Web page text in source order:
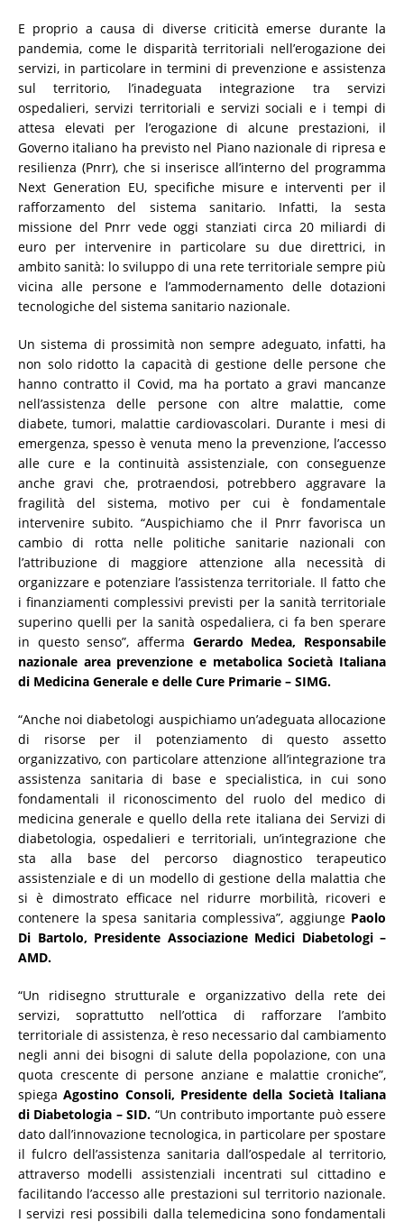
E proprio a causa di diverse criticità emerse durante la
pandemia, come le disparità territoriali nell’erogazione dei
servizi, in particolare in termini di prevenzione e assistenza
sul territorio, l’inadeguata integrazione tra servizi
ospedalieri, servizi territoriali e servizi sociali e i tempi di
attesa elevati per l’erogazione di alcune prestazioni, il
Governo italiano ha previsto nel Piano nazionale di ripresa e
resilienza (Pnrr), che si inserisce all’interno del programma
Next Generation EU, specifiche misure e interventi per il
rafforzamento del sistema sanitario. Infatti, la sesta
missione del Pnrr vede oggi stanziati circa 20 miliardi di
euro per intervenire in particolare su due direttrici, in
ambito sanità: lo sviluppo di una rete territoriale sempre più
vicina alle persone e l’ammodernamento delle dotazioni
tecnologiche del sistema sanitario nazionale.
Un sistema di prossimità non sempre adeguato, infatti, ha
non solo ridotto la capacità di gestione delle persone che
hanno contratto il Covid, ma ha portato a gravi mancanze
nell’assistenza delle persone con altre malattie, come
diabete, tumori, malattie cardiovascolari. Durante i mesi di
emergenza, spesso è venuta meno la prevenzione, l’accesso
alle cure e la continuità assistenziale, con conseguenze
anche gravi che, protraendosi, potrebbero aggravare la
fragilità del sistema, motivo per cui è fondamentale
intervenire subito. “Auspichiamo che il Pnrr favorisca un
cambio di rotta nelle politiche sanitarie nazionali con
l’attribuzione di maggiore attenzione alla necessità di
organizzare e potenziare l’assistenza territoriale. Il fatto che
i finanziamenti complessivi previsti per la sanità territoriale
superino quelli per la sanità ospedaliera, ci fa ben sperare
in questo senso”, afferma Gerardo Medea, Responsabile
nazionale area prevenzione e metabolica Società Italiana
di Medicina Generale e delle Cure Primarie – SIMG.
“Anche noi diabetologi auspichiamo un’adeguata allocazione
di risorse per il potenziamento di questo assetto
organizzativo, con particolare attenzione all’integrazione tra
assistenza sanitaria di base e specialistica, in cui sono
fondamentali il riconoscimento del ruolo del medico di
medicina generale e quello della rete italiana dei Servizi di
diabetologia, ospedalieri e territoriali, un’integrazione che
sta alla base del percorso diagnostico terapeutico
assistenziale e di un modello di gestione della malattia che
si è dimostrato efficace nel ridurre morbilità, ricoveri e
contenere la spesa sanitaria complessiva”, aggiunge Paolo
Di Bartolo, Presidente Associazione Medici Diabetologi –
AMD.
“Un ridisegno strutturale e organizzativo della rete dei
servizi, soprattutto nell’ottica di rafforzare l’ambito
territoriale di assistenza, è reso necessario dal cambiamento
negli anni dei bisogni di salute della popolazione, con una
quota crescente di persone anziane e malattie croniche”,
spiegaAgostino Consoli, Presidente della Società Italiana
di Diabetologia – SID. “Un contributo importante può essere
dato dall’innovazione tecnologica, in particolare per spostare
il fulcro dell’assistenza sanitaria dall’ospedale al territorio,
attraverso modelli assistenziali incentrati sul cittadino e
facilitando l’accesso alle prestazioni sul territorio nazionale.
I servizi resi possibili dalla telemedicina sono fondamentali